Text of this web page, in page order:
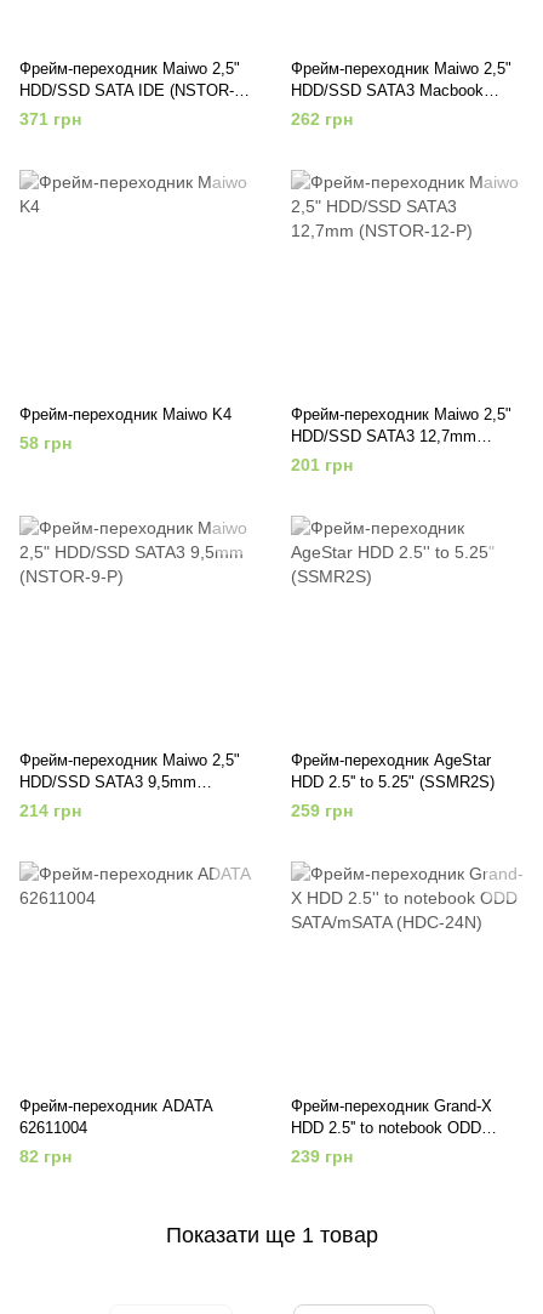
Фрейм-переходник Maiwo 2,5"
HDD/SSD SATA IDE (NSTOR-
12-IDE)
371 грн
Фрейм-переходник Maiwo 2,5"
HDD/SSD SATA3 Macbook
(Pro/Air) 13" 15" 17" (NSTOR-
Macbook)
262 грн
Фрейм-переходник Maiwo K4
58 грн
Фрейм-переходник Maiwo 2,5"
HDD/SSD SATA3 12,7mm
(NSTOR-12-P)
201 грн
Фрейм-переходник Maiwo 2,5"
HDD/SSD SATA3 9,5mm
(NSTOR-9-P)
214 грн
Фрейм-переходник AgeStar
HDD 2.5'' to 5.25" (SSMR2S)
259 грн
Фрейм-переходник ADATA
62611004
82 грн
Фрейм-переходник Grand-X
HDD 2.5'' to notebook ODD
SATA/mSATA (HDC-24N)
239 грн
Показати ще 1 товар